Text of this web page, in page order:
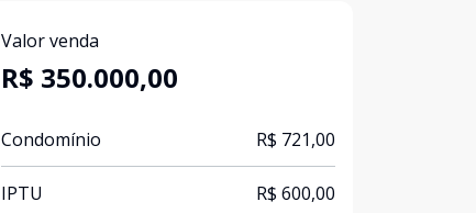
Valor venda
R$ 350.000,00
Condomínio R$ 721,00
IPTU R$ 600,00